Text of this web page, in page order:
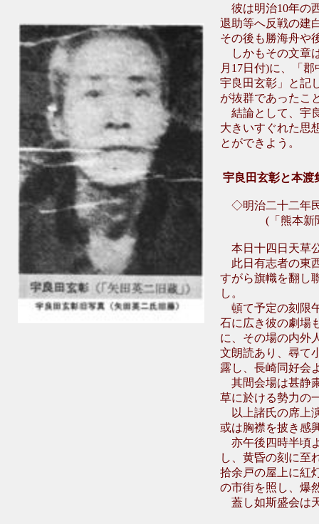
彼は明治10年の
退助等へ反戦の建
その後も勝海舟や
しかもその文章
月17日付)に、「
宇良田玄彰」と記
が抜群であったこ
結論として、宇
大きいすぐれた思
とができよう。
宇良田玄彰と本渡
◇明治二十二年
(「熊本新聞」
本日十四日天草
此日有志者の東
すがら旗幟を翻し
し。
頓て予定の刻限
石に広き彼の劇場
に、その場の内外
文朗読あり、尋て
露し、長崎同好会
其間会場は甚静
草に於ける勢力の
以上諸氏の席上
或は胸襟を披き感
亦午後四時半頃
し、黄昏の刻に至
拾余戸の屋上に紅
の市街を照し、爆
蓋し如斯盛会は